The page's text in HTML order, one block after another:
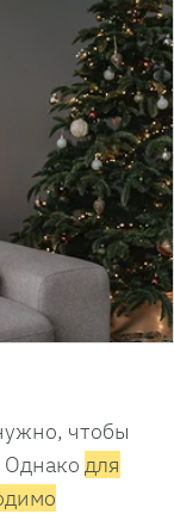
чтобы
Однако для